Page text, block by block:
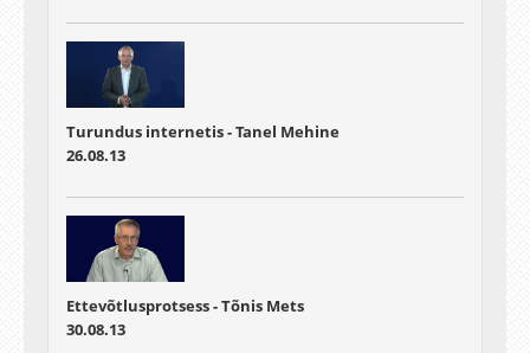
Turundus internetis - Tanel Mehine
26.08.13
Ettevõtlusprotsess - Tõnis Mets
30.08.13